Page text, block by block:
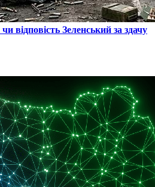
відповість Зеленський за здачу